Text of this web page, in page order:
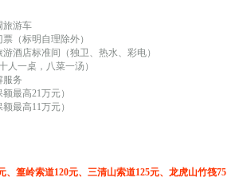
旅游车
（标明自理除外）
酒店标准间（独卫、热水、彩电）
人一桌，八菜一汤）
服务
额最高21万元）
最高11万元）
、篁岭索道120元、三清山索道125元、龙虎山竹筏75